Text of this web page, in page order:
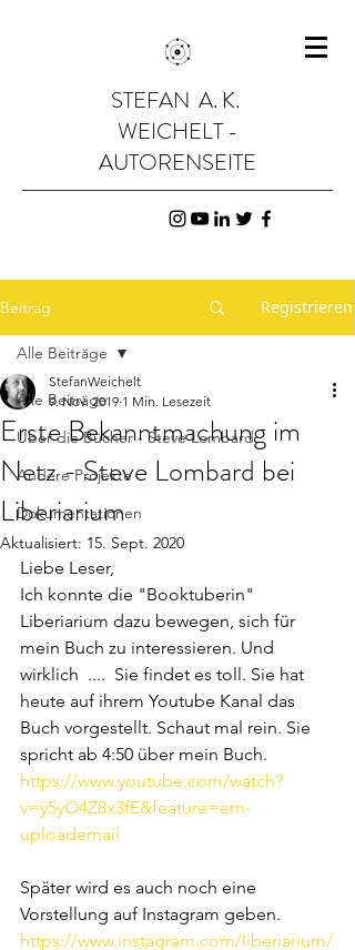
STEFAN A. K.
WEICHELT -
AUTORENSEITE
Beitrag Registrieren
Alle Beiträge
Über die Bücher - Steve Lombard
Andere Projekte
Dokumentationen
Alle Beiträge
Erste Bekanntmachung im
Netz - Steve Lombard bei
Liberiarium
StefanWeichelt
9. Nov. 2019 1 Min. Lesezeit
Aktualisiert: 15. Sept. 2020
Liebe Leser,
Ich konnte die "Booktuberin"
Liberiarium dazu bewegen, sich für
mein Buch zu interessieren. Und
wirklich  ....  Sie findet es toll. Sie hat
heute auf ihrem Youtube Kanal das
Buch vorgestellt. Schaut mal rein. Sie
spricht ab 4:50 über mein Buch.
https://www.youtube.com/watch?
v=y5yO4Z8x3fE&feature=em-
uploademail
Später wird es auch noch eine
Vorstellung auf Instagram geben.
https://www.instagram.com/liberiarium/